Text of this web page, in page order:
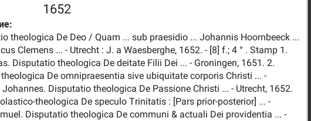
1652
theologica De Deo / Quam ... sub praesidio ... Johannis Hoornbeeck ...
Clemens ... - Utrecht : J. a Waesberghe, 1652. - [8] f.; 4 ° . Stamp 1.
Disputatio theologica De deitate Filii Dei ... - Groningen, 1651. 2.
De omnipraesentia sive ubiquitate corporis Christi ... -
Disputatio theologica De Passione Christi ... - Utrecht, 1652.
theologica De speculo Trinitatis : [Pars prior-posterior] ... -
Disputatio theologica De communi & actuali Dei providentia ... -